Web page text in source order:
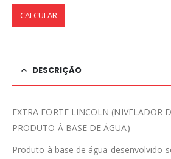
CALCULAR
DESCRIÇÃO
EXTRA FORTE LINCOLN (NIVELADOR
PRODUTO À BASE DE ÁGUA)
Produto à base de água desenvolvido